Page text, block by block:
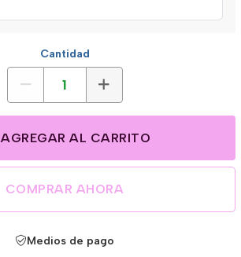
Cantidad
AGREGAR AL CARRITO
COMPRAR AHORA
Medios de pago